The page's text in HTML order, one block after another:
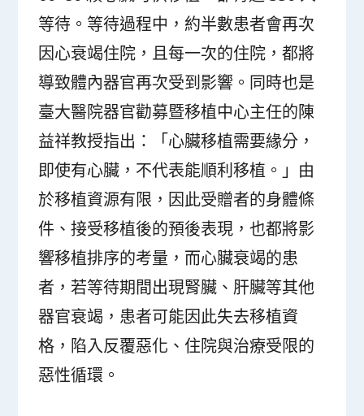
等待。等待過程中，約半數患者會再次
因心衰竭住院，且每一次的住院，都將
導致體內器官再次受到影響。同時也是
臺大醫院器官勸募暨移植中心主任的陳
益祥教授指出：「心臟移植需要緣分，
即使有心臟，不代表能順利移植。」由
於移植資源有限，因此受贈者的身體條
件、接受移植後的預後表現，也都將影
響移植排序的考量，而心臟衰竭的患
者，若等待期間出現腎臟、肝臟等其他
器官衰竭，患者可能因此失去移植資
格，陷入反覆惡化、住院與治療受限的
惡性循環。